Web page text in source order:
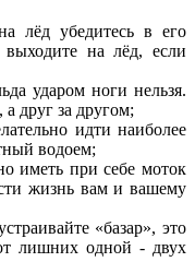
убедитесь в его
на лёд, если
ударом ноги нельзя.
друг за другом;
идти наиболее
водоем;
при себе моток
жизнь вам и вашему
«базар», это
лишних одной - двух